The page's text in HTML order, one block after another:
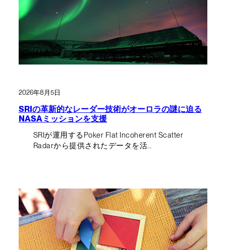
2026年8月5日
SRIの革新的なレーダー技術がオーロラの謎に迫る
NASAミッションを支援
SRIが運用するPoker Flat Incoherent Scatter
Radarから提供されたデータを活…